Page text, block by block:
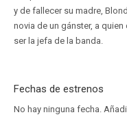
y de fallecer su madre,
novia de un gánster, a
ser la jefa de la banda.
Fechas de estrenos
No hay ninguna fecha.